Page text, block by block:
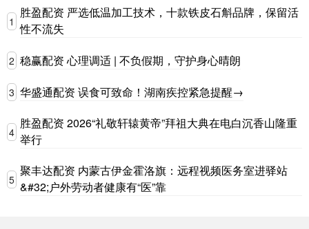
1
胜盈配资 严选低温加工技术，十款铁皮石斛品牌，保留活
性不流失
2 稳赢配资 心理调适 | 不负假期，守护身心晴朗
3 华盛通配资 误食可致命！湖南疾控紧急提醒→
4
胜盈配资 2026“礼敬轩辕黄帝”拜祖大典在电白沉香山隆重
举行
5
聚丰达配资 内蒙古伊金霍洛旗：远程视频医务室进驿站
&#32;户外劳动者健康有“医”靠